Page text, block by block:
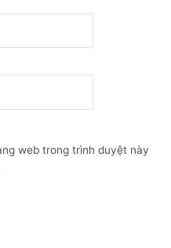
web trong trình duyệt này